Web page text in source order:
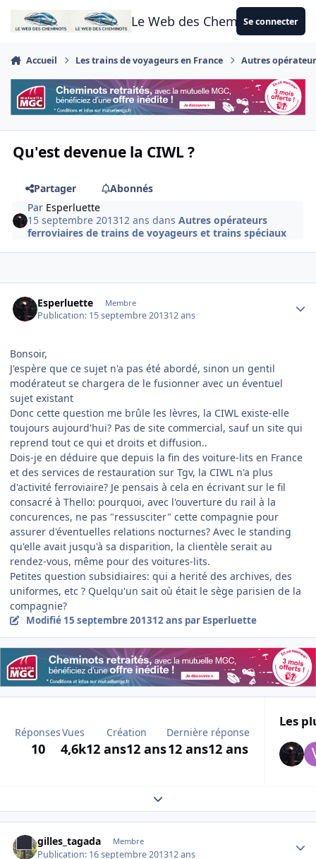
Aller au contenu
Le Web des CheminotsSe connecter
Accueil Les trains de voyageurs en France Autres
Qu'est devenue la CIWL ?
Partager
Abonnés
Par Esperluette
15 septembre 201312 ans dansAutres opérateurs
ferroviaires de trains de voyageurs et trains spéciaux
Esperluette Membre
Publication: 15 septembre 201312 ans
Bonsoir,
J'espère que ce sujet n'a pas été abordé, sinon un gentil
modérateut se chargera de le fusionner avec un éventuel
sujet existant
Donc cette question me brûle les lèvres, la CIWL existe-elle
toujours aujourd'hui? Pas de site commercial, sauf un site qui
reprend tout ce qui et droits et diffusion..
Dois-je en déduire que depuis la fin des voiture-lits en France
et des services de restauration sur Tgv, la CIWL n'a plus
d'activité ferroviaire? Je pensais à cela en écrivant sur le fil
consacré à Thello: pourquoi, avec l'ouverture du rail à la
concurences, ne pas "ressusciter" cette compagnie pour
assurer d'éventuelles relations nocturnes? Avec le standing
qu'elle avait jusqu'à sa disparition, la clientèle serait au
rendez-vous, même pour des voitures-lits.
Petites question subsidiaires: qui a herité des archives, des
uniformes, etc ? Quelqu'un sait où était le sège parisien de la
compagnie?
Modifié 15 septembre 201312 ans par Esperluette
Réponses
10
Vues
4,6k
Création
12 ans12 ans
Dernière réponse
12 ans12 ans
Les
Expand topic overview
gilles_tagada Membre
Publication: 16 septembre 201312 ans